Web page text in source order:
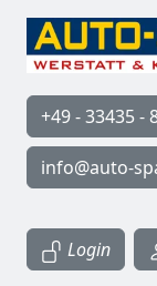
+49 - 33435 -
info@auto-
Login